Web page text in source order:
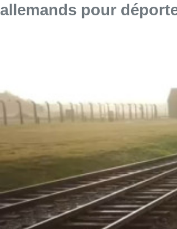
allemands pour